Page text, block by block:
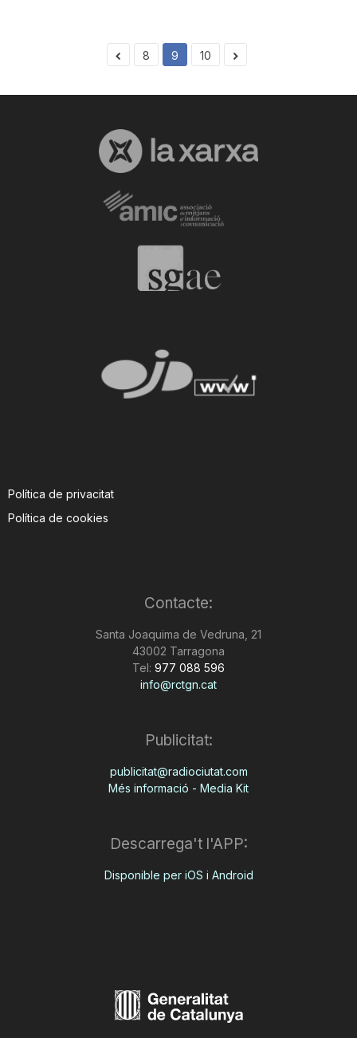
8 9 10
Política de privacitat
Política de cookies
Contacte:
Santa Joaquima de Vedruna, 21
43002 Tarragona
Tel: 977 088 596
info@rctgn.cat
Publicitat:
publicitat@radiociutat.com
Més informació - Media Kit
Descarrega't l'APP:
Disponible per iOS i Android